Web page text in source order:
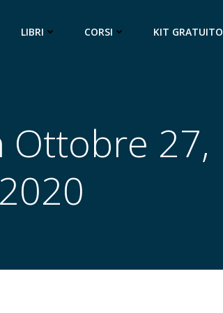
LIBRI CORSI KIT GRATUITO
Ottobre 27,
2020